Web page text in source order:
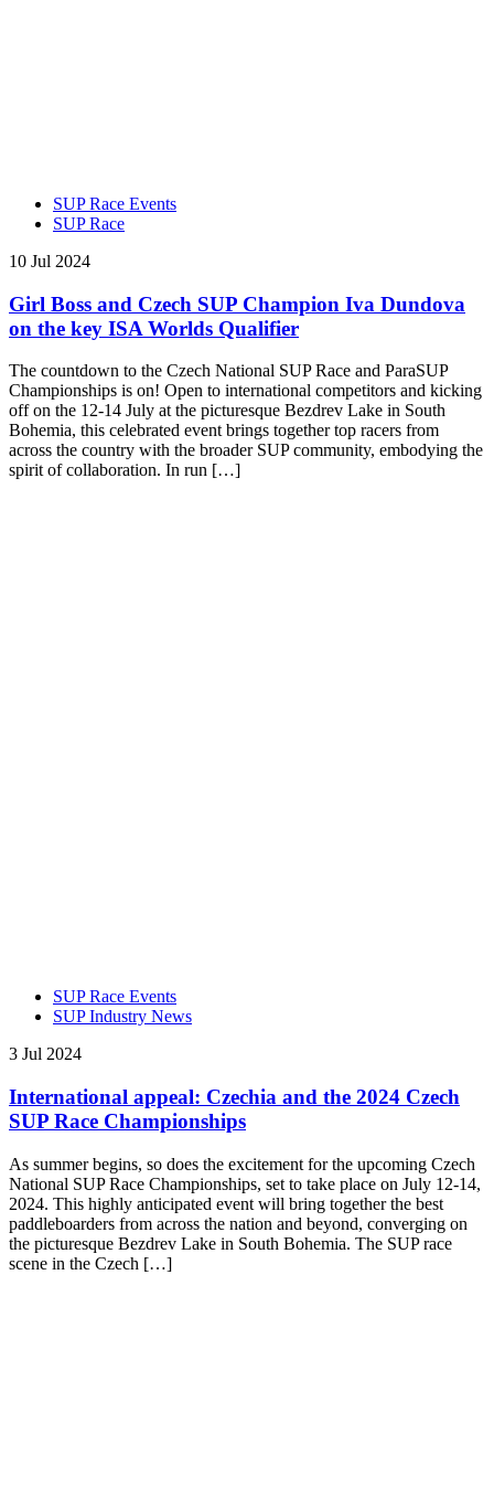
SUP Race Events
SUP Race
10 Jul 2024
Girl Boss and Czech SUP Champion Iva Dundova
on the key ISA Worlds Qualifier
The countdown to the Czech National SUP Race and ParaSUP
Championships is on! Open to international competitors and kicking
off on the 12-14 July at the picturesque Bezdrev Lake in South
Bohemia, this celebrated event brings together top racers from
across the country with the broader SUP community, embodying the
spirit of collaboration. In run […]
SUP Race Events
SUP Industry News
3 Jul 2024
International appeal: Czechia and the 2024 Czech
SUP Race Championships
As summer begins, so does the excitement for the upcoming Czech
National SUP Race Championships, set to take place on July 12-14,
2024. This highly anticipated event will bring together the best
paddleboarders from across the nation and beyond, converging on
the picturesque Bezdrev Lake in South Bohemia. The SUP race
scene in the Czech […]